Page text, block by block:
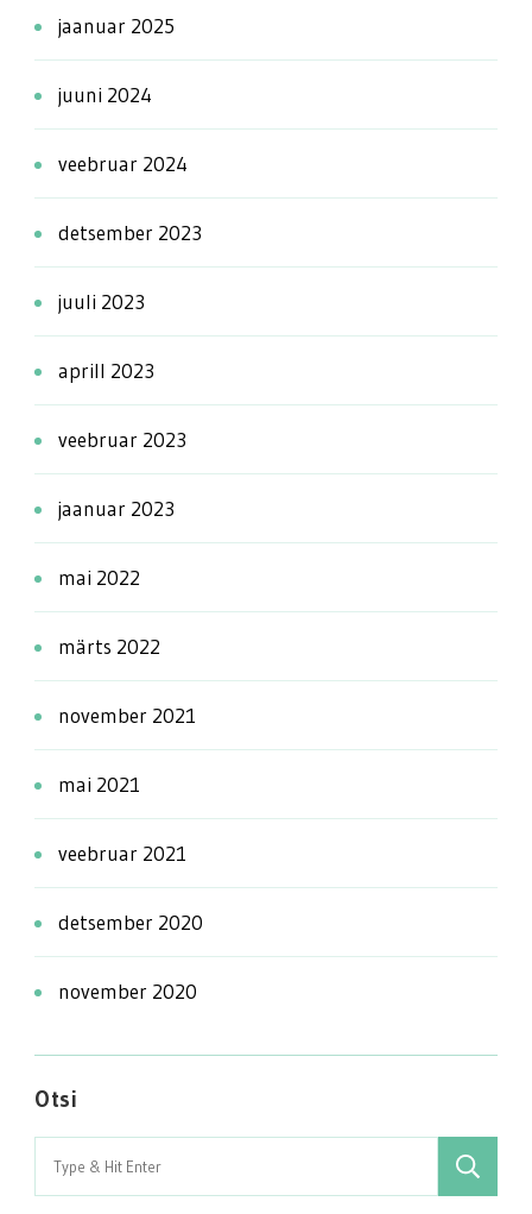
jaanuar 2025
juuni 2024
veebruar 2024
detsember 2023
juuli 2023
aprill 2023
veebruar 2023
jaanuar 2023
mai 2022
märts 2022
november 2021
mai 2021
veebruar 2021
detsember 2020
november 2020
Otsi
for: